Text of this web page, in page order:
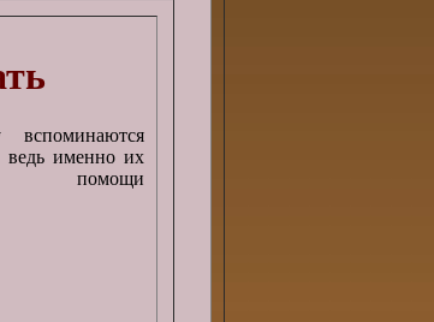
ведь именно их
помощи